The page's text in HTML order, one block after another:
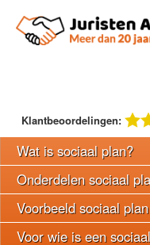
Klantbeoordelingen:
Wat is sociaal plan?
Onderdelen sociaal
Voorbeeld sociaal plan
Voor wie is een